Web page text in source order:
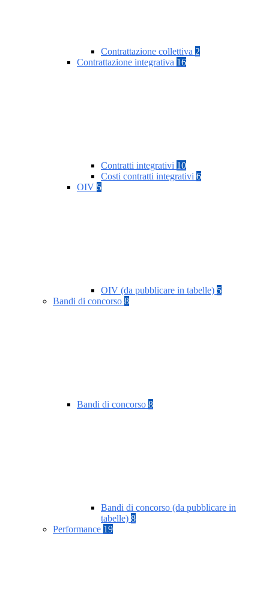
Contrattazione collettiva 2
Contrattazione integrativa 16
Contratti integrativi 10
Costi contratti integrativi 6
OIV 5
OIV (da pubblicare in tabelle) 5
Bandi di concorso 8
Bandi di concorso 8
Bandi di concorso (da pubblicare in
tabelle) 8
Performance 19